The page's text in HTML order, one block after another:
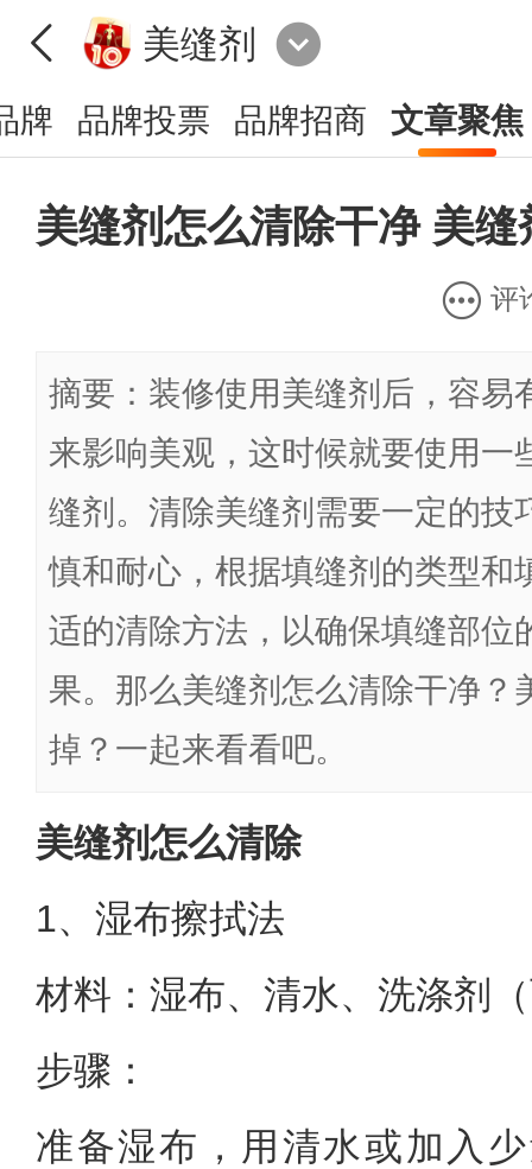
美缝剂
牌 品牌投票 品牌招商 文章聚焦
美缝剂怎么清除干净 美
评
摘要：装修使用美缝剂后，容易
来影响美观，这时候就要使用一
缝剂。清除美缝剂需要一定的技
慎和耐心，根据填缝剂的类型和
适的清除方法，以确保填缝部位
果。那么美缝剂怎么清除干净？
掉？一起来看看吧。
美缝剂怎么清除
1、湿布擦拭法
材料：湿布、清水、洗涤剂
步骤：
准备湿布，用清水或加入